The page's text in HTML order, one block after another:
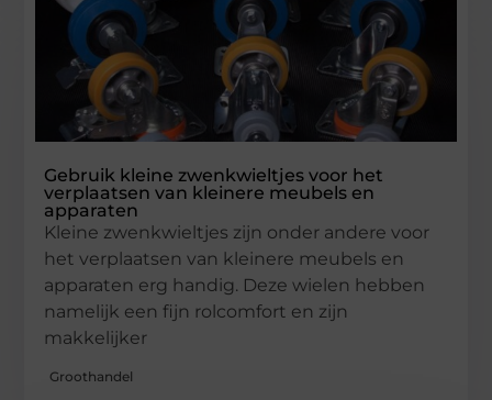
Gebruik kleine zwenkwieltjes voor het
verplaatsen van kleinere meubels en
apparaten
Kleine zwenkwieltjes zijn onder andere voor
het verplaatsen van kleinere meubels en
apparaten erg handig. Deze wielen hebben
namelijk een fijn rolcomfort en zijn
makkelijker
Groothandel